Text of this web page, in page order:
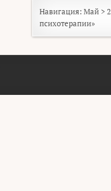
Навигация:Май >
психотерапии»